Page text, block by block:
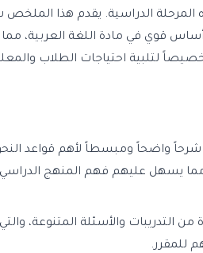
المرحلة الدراسية. يقدم هذا الملخص
قوي في مادة اللغة العربية،
لتلبية احتياجات الطلاب
شرحاً واضحاً ومبسطاً لأهم قواعد
مما يسهل عليهم فهم المنهج الدراسي
التدريبات والأسئلة المتنوعة،
للمقرر.